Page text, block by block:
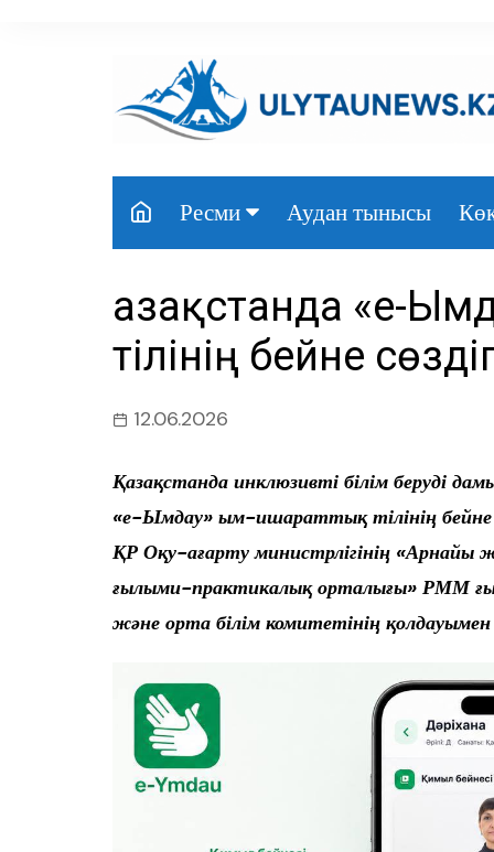
Ресми
Үкімет
Парламент
Облыс әкімдігі
Аудан тынысы
Қазақстанда «е-
тілінің бейне
12.06.2026
Қазақстанда инклюзивті білім беруді
«е-Ымдау» ым-ишараттық тілінің бейне
ҚР Оқу-ағарту министрлігінің «Арнайы
ғылыми-практикалық орталығы» РММ
және орта білім комитетінің